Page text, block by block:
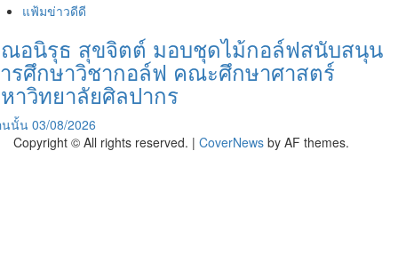
แฟ้มข่าวดีดี
อนิรุธ สุขจิตต์ มอบชุดไม้กอล์ฟสนับสนุน
รศึกษาวิชากอล์ฟ คณะศึกษาศาสตร์
าวิทยาลัยศิลปากร
นนั้น 03/08/2026
Copyright © All rights reserved. | CoverNews by AF themes.